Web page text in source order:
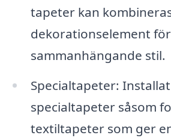
tapeter kan
dekorationselement
sammanhängande stil.
Specialtapeter:
specialtapeter såsom
textiltapeter som ger